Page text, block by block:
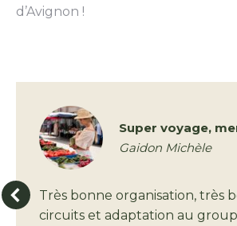
d’Avignon !
Super voyage,
Gaidon Michèle
Très bonne organisation, très
circuits et adaptation au